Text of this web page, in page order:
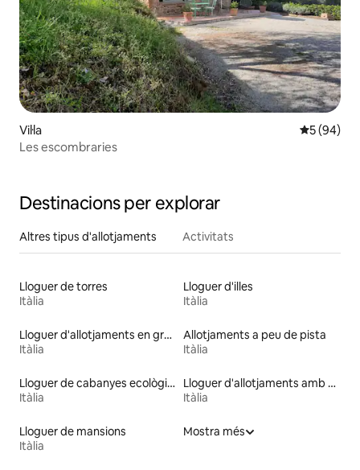
Vil·la 5 de
5 (94)
Les escombraries
Destinacions per explorar
Altres tipus d'allotjaments Activitats
Lloguer de torres
Itàlia
Lloguer d'illes
Itàlia
Lloguer d'allotjaments en granges
Itàlia
Allotjaments a peu de pista
Itàlia
Lloguer de cabanyes ecològiques a la natura
Itàlia
Lloguer d'allotjaments amb banyera d'hidromassatge
Itàlia
Lloguer de mansions
Itàlia
Mostra més